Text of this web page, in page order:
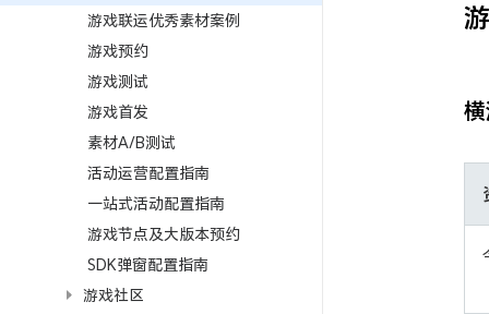
游戏联运优秀素材案例
游戏预约
游戏测试
游戏首发
素材A/B测试
活动运营配置指南
一站式活动配置指南
游戏节点及大版本预约
SDK弹窗配置指南
游戏社区